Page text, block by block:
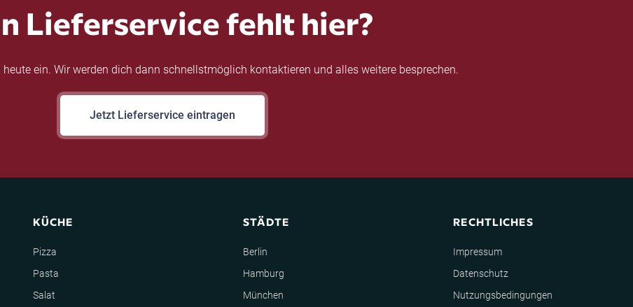
Lieferservice fehlt hier?
ein. Wir werden dich dann schnellstmöglich kontaktieren und alles weitere besprechen.
Jetzt Lieferservice eintragen
KÜCHE
Pizza
Pasta
Salat
STÄDTE
Berlin
Hamburg
München
RECHTLICHES
Impressum
Datenschutz
Nutzungsbedingungen